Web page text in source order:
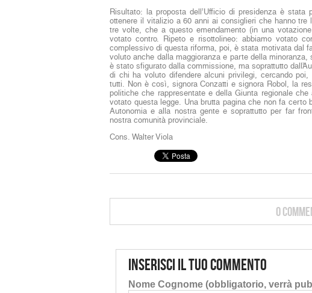
Risultato: la proposta dell’Ufficio di presidenza è
ottenere il vitalizio a 60 anni ai consiglieri che hanno
tre volte, che a questo emendamento (in una
votato contro. Ripeto e risottolineo: abbiamo votato
complessivo di questa riforma, poi, è stata motivata dal
voluto anche dalla maggioranza e parte della
è stato sfigurato dalla commissione, ma soprattutto
di chi ha voluto difendere alcuni privilegi, cercando
tutti. Non è così, signora Conzatti e signora Robol, la
politiche che rappresentate e della Giunta regionale
votato questa legge. Una brutta pagina che non fa certo
Autonomia e alla nostra gente e soprattutto per far
nostra comunità provinciale.
Cons. Walter Viola
0
Inserisci il tuo commento
Nome Cognome (obbligatorio, verrà